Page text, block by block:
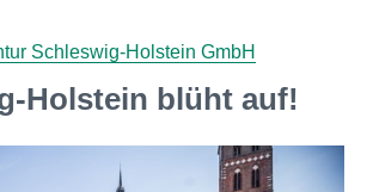
Schleswig-Holstein GmbH
Holstein blüht auf!